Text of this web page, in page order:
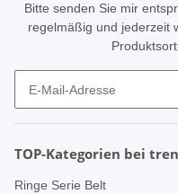
Bitte senden Sie mir
regelmäßig und jederzeit
TOP-Kategorien bei
Ringe Serie Belt